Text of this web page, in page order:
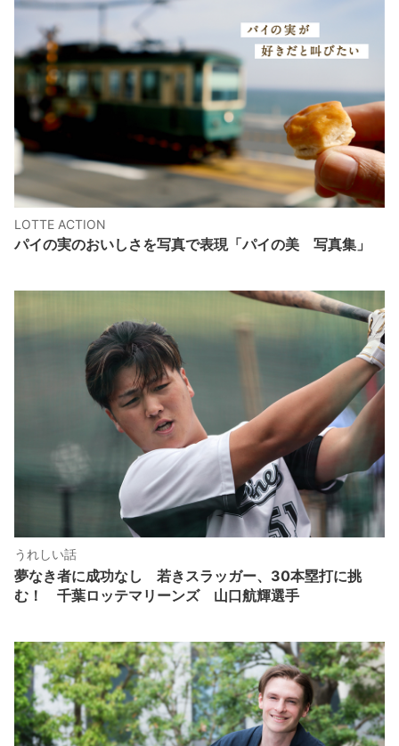
LOTTE ACTION
パイの実のおいしさを写真で表現「パイの美 写真集」
うれしい話
夢なき者に成功なし 若きスラッガー、30本塁打に挑
む！ 千葉ロッテマリーンズ 山口航輝選手